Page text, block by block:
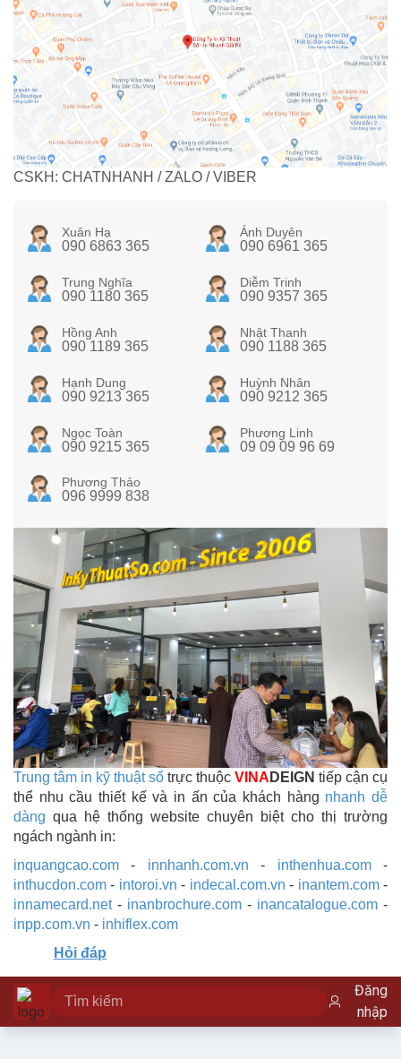
CSKH: CHATNHANH / ZALO / VIBER
Xuân Hạ
090 6863 365
Ánh Duyên
090 6961 365
Trung Nghĩa
090 1180 365
Diễm Trinh
090 9357 365
Hồng Anh
090 1189 365
Nhật Thanh
090 1188 365
Hạnh Dung
090 9213 365
Huỳnh Nhân
090 9212 365
Ngọc Toàn
090 9215 365
Phương Linh
09 09 09 96 69
Phương Thảo
096 9999 838
Trung tâm in kỹ thuật số trực thuộc VINA DEIGN tiếp cận cụ
thể nhu cầu thiết kế và in ấn của khách hàng nhanh dễ
dàng qua hệ thống website chuyên biệt cho thị trường
ngách ngành in:
inquangcao.com - innhanh.com.vn - inthenhua.com-
inthucdon.com - intoroi.vn - indecal.com.vn - inantem.com-
innamecard.net- inanbrochure.com - inancatalogue.com -
inpp.com.vn - inhiflex.com
Hỏi đáp